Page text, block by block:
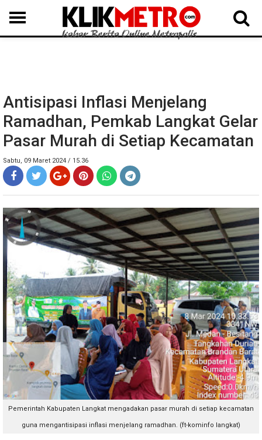
MEDAN LANGKAT DAIRI SAMOSIR TAPUT BATUBARA DELISERDANG
Antisipasi Inflasi Menjelang
Ramadhan, Pemkab Langkat Gelar
Pasar Murah di Setiap Kecamatan
Sabtu, 09 Maret 2024 / 15.36
Pemerintah Kabupaten Langkat mengadakan pasar murah di setiap kecamatan
guna mengantisipasi inflasi menjelang ramadhan. (ft-kominfo langkat)